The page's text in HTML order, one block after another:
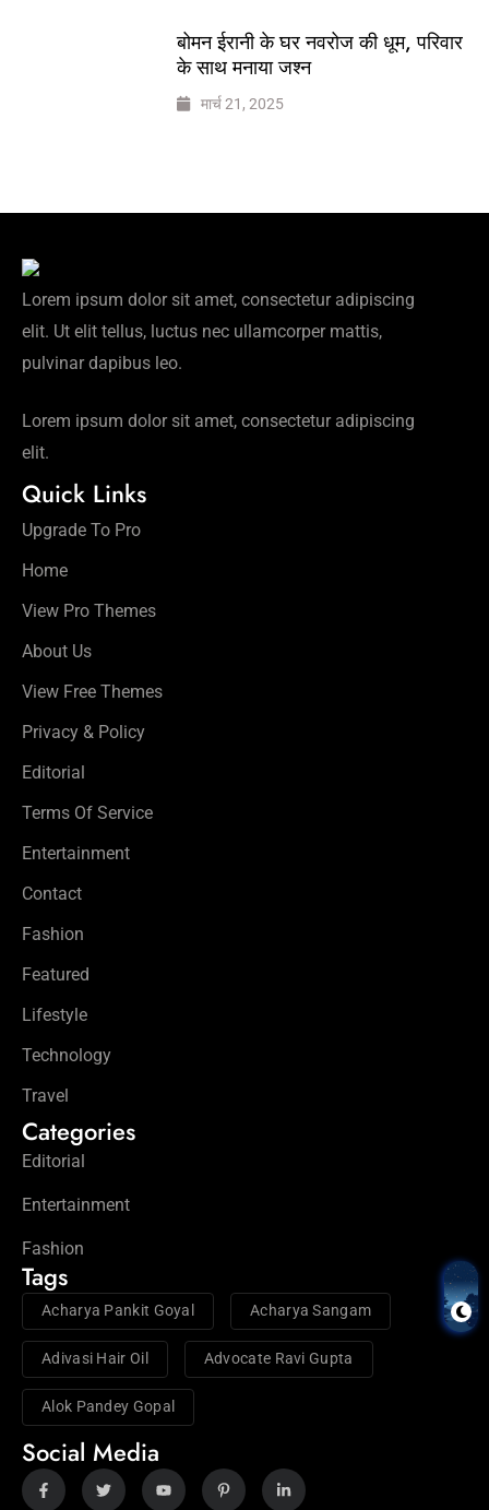
बोमन ईरानी के घर नवरोज की धूम, परिवार
के साथ मनाया जश्न
मार्च 21, 2025
Lorem ipsum dolor sit amet, consectetur adipiscing
elit. Ut elit tellus, luctus nec ullamcorper mattis,
pulvinar dapibus leo.
Lorem ipsum dolor sit amet, consectetur adipiscing
elit.
Quick Links
Upgrade To Pro
Home
View Pro Themes
About Us
View Free Themes
Privacy & Policy
Editorial
Terms Of Service
Entertainment
Contact
Fashion
Featured
Lifestyle
Technology
Travel
Categories
Editorial
Entertainment
Fashion
Tags
Acharya Pankit Goyal Acharya Sangam
Adivasi Hair Oil Advocate Ravi Gupta
Alok Pandey Gopal
Social Media